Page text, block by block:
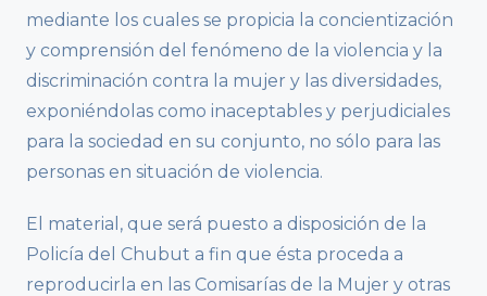
mediante los cuales se propicia la concientización
y comprensión del fenómeno de la violencia y la
discriminación contra la mujer y las diversidades,
exponiéndolas como inaceptables y perjudiciales
para la sociedad en su conjunto, no sólo para las
personas en situación de violencia.
El material, que será puesto a disposición de la
Policía del Chubut a fin que ésta proceda a
reproducirla en las Comisarías de la Mujer y otras